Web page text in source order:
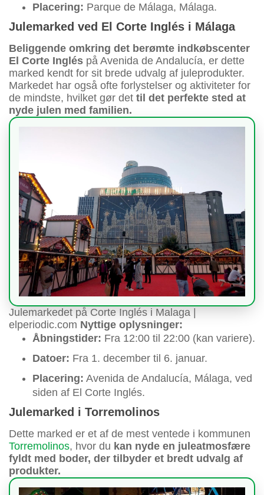
Placering: Parque de Málaga, Málaga.
Julemarked ved El Corte Inglés i Málaga
Beliggende omkring det berømte indkøbscenter
El Corte Inglés på Avenida de Andalucía, er dette
marked kendt for sit brede udvalg af juleprodukter.
Markedet har også ofte forlystelser og aktiviteter for
de mindste, hvilket gør det til det perfekte sted at
nyde julen med familien.
Julemarkedet på Corte Inglés i Malaga |
elperiodic.com Nyttige oplysninger:
Åbningstider: Fra 12:00 til 22:00 (kan variere).
Datoer: Fra 1. december til 6. januar.
Placering: Avenida de Andalucía, Málaga, ved
siden af El Corte Inglés.
Julemarked i Torremolinos
Dette marked er et af de mest ventede i kommunen
Torremolinos, hvor du kan nyde en juleatmosfære
fyldt med boder, der tilbyder et bredt udvalg af
produkter.